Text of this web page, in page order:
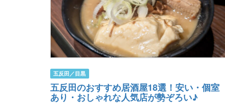
五反田／目黒
五反田のおすすめ居酒屋18選！安い・個室
あり・おしゃれな人気店が勢ぞろい♪